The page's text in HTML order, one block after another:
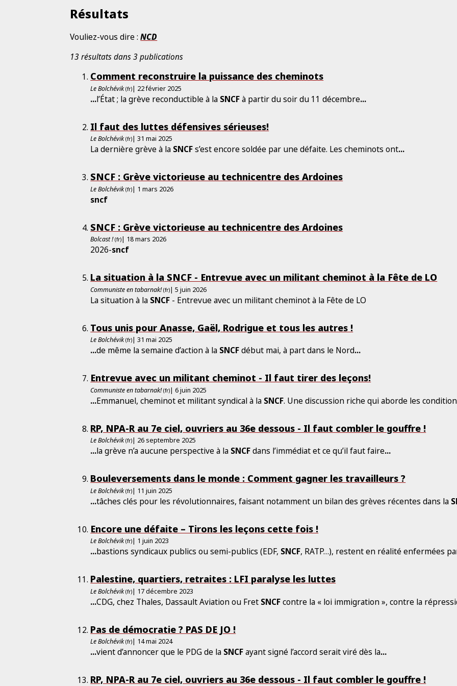
Résultats
Vouliez-vous dire :NCD
13 résultats dans 3 publications
Comment reconstruire la puissance des cheminots
Le Bolchévik (fr)| 22 février 2025
...l’État ; la grève reconductible à la SNCFà partir du soir du 11 décembre...
Il faut des luttes défensives sérieuses!
Le Bolchévik (fr)| 31 mai 2025
La dernière grève à la SNCFs’est encore soldée par une défaite. Les cheminots ont...
SNCF : Grève victorieuse au technicentre des Ardoines
Le Bolchévik (fr)| 1 mars 2026
sncf
SNCF : Grève victorieuse au technicentre des Ardoines
Bolcast ! (fr)| 18 mars 2026
2026-sncf
La situation à la SNCF - Entrevue avec un militant cheminot à la Fête de LO
Communiste en tabarnak! (fr)| 5 juin 2026
La situation à la SNCF - Entrevue avec un militant cheminot à la Fête de LO
Tous unis pour Anasse, Gaël, Rodrigue et tous les autres !
Le Bolchévik (fr)| 31 mai 2025
...de même la semaine d’action à la SNCFdébut mai, à part dans le Nord...
Entrevue avec un militant cheminot - Il faut tirer des leçons!
Communiste en tabarnak! (fr)| 6 juin 2025
...Emmanuel, cheminot et militant syndical à la SNCF. Une discussion riche qui aborde les
RP, NPA-R au 7e ciel, ouvriers au 36e dessous - Il faut combler le gouffre !
Le Bolchévik (fr)| 26 septembre 2025
...la grève n’a aucune perspective à la SNCFdans l’immédiat et ce qu’il faut faire...
Bouleversements dans le monde : Comment gagner les travailleurs ?
Le Bolchévik (fr)| 11 juin 2025
...tâches clés pour les révolutionnaires, faisant notamment un bilan des grèves récentes dans la
Encore une défaite – Tirons les leçons cette fois !
Le Bolchévik (fr)| 1 juin 2023
...bastions syndicaux publics ou semi-publics (EDF, SNCF, RATP…), restent en réalité enfermées
Palestine, quartiers, retraites : LFI paralyse les luttes
Le Bolchévik (fr)| 17 décembre 2023
...CDG, chez Thales, Dassault Aviation ou Fret SNCFcontre la « loi immigration », contre la
Pas de démocratie ? PAS DE JO !
Le Bolchévik (fr)| 14 mai 2024
...vient d’annoncer que le PDG de la SNCFayant signé l’accord serait viré dès la...
RP, NPA-R au 7e ciel, ouvriers au 36e dessous - Il faut combler le gouffre !